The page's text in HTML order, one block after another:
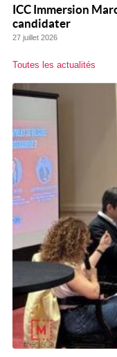
ICC Immersion
candidater
27 juillet 2026
Toutes les actualités